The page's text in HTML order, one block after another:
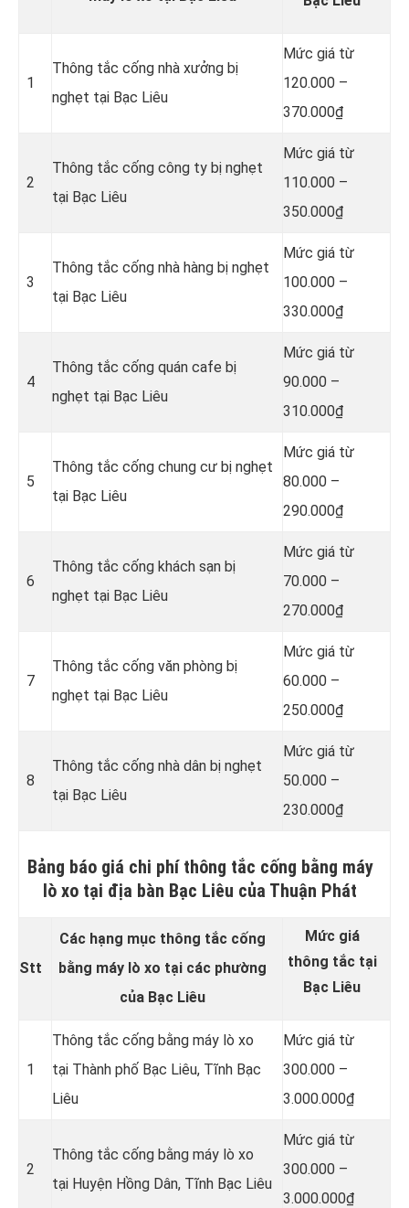
1
Thông tắc cống nhà xưởng bị
nghẹt tại Bạc Liêu
Mức giá từ
120.000 –
370.000₫
2
Thông tắc cống công ty bị nghẹt
tại Bạc Liêu
Mức giá từ
110.000 –
350.000₫
3
Thông tắc cống nhà hàng bị nghẹt
tại Bạc Liêu
Mức giá từ
100.000 –
330.000₫
4
Thông tắc cống quán cafe bị
nghẹt tại Bạc Liêu
Mức giá từ
90.000 –
310.000₫
5
Thông tắc cống chung cư bị nghẹt
tại Bạc Liêu
Mức giá từ
80.000 –
290.000₫
6
Thông tắc cống khách sạn bị
nghẹt tại Bạc Liêu
Mức giá từ
70.000 –
270.000₫
7
Thông tắc cống văn phòng bị
nghẹt tại Bạc Liêu
Mức giá từ
60.000 –
250.000₫
8
Thông tắc cống nhà dân bị nghẹt
tại Bạc Liêu
Mức giá từ
50.000 –
230.000₫
Bảng báo giá chi phí thông tắc cống bằng máy
lò xo tại địa bàn Bạc Liêu của Thuận Phát
Stt
Các hạng mục thông tắc cống
bằng máy lò xo tại các phường
của Bạc Liêu
Mức giá
thông tắc tại
Bạc Liêu
1
Thông tắc cống bằng máy lò xo
tại Thành phố Bạc Liêu, Tĩnh Bạc
Liêu
Mức giá từ
300.000 –
3.000.000₫
2
Thông tắc cống bằng máy lò xo
tại Huyện Hồng Dân, Tĩnh Bạc Liêu
Mức giá từ
300.000 –
3.000.000₫